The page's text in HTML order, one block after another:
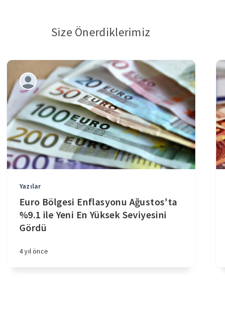
Size Önerdiklerimiz
Yazılar
Euro Bölgesi Enflasyonu Ağustos'ta
%9.1 ile Yeni En Yüksek Seviyesini
Gördü
4 yıl önce